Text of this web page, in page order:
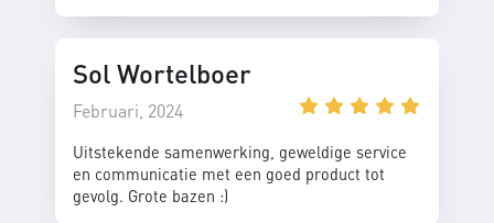
Sol Wortelboer
Februari, 2024
Uitstekende samenwerking, geweldige service
en communicatie met een goed product tot
gevolg. Grote bazen :)